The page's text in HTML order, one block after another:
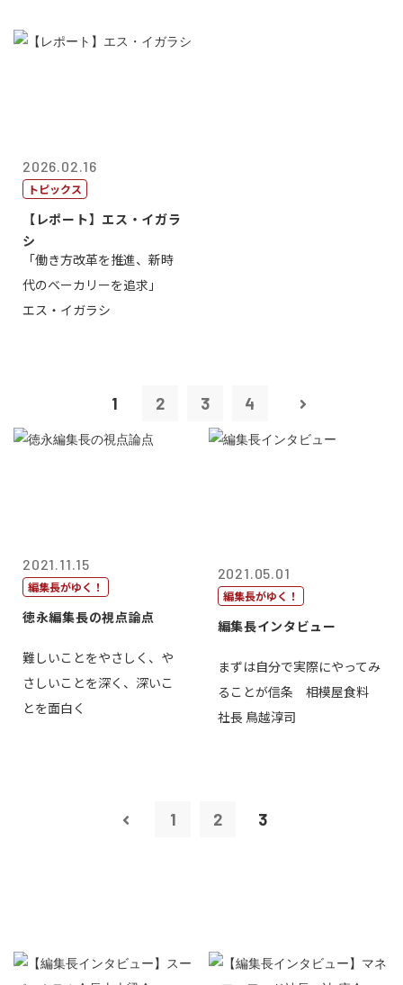
2026.02.16
トピックス
【レポート】エス・イガラ
シ
「働き方改革を推進、新時
代のベーカリーを追求」
エス・イガラシ
1 2 3 4
2021.11.15
編集長がゆく！
徳永編集長の視点論点
難しいことをやさしく、や
さしいことを深く、深いこ
とを面白く
2021.05.01
編集長がゆく！
編集長インタビュー
まずは自分で実際にやってみ
ることが信条 相模屋食料
社長 鳥越淳司
1 2 3